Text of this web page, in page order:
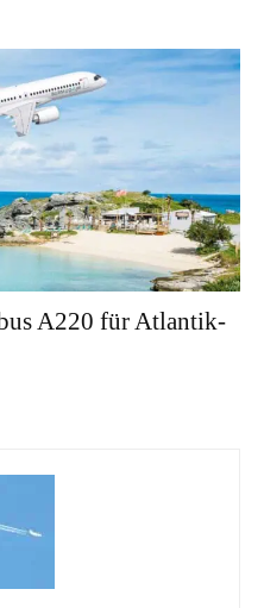
A220 für Atlantik-